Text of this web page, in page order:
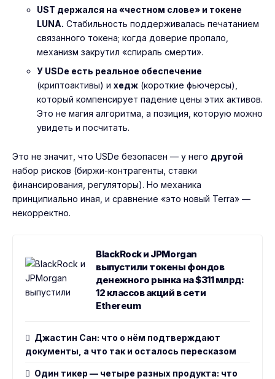
UST держался на «честном слове» и токене
LUNA. Стабильность поддерживалась печатанием
связанного токена; когда доверие пропало,
механизм закрутил «спираль смерти».
У USDe есть реальное обеспечение
(криптоактивы) и хедж (короткие фьючерсы),
который компенсирует падение цены этих активов.
Это не магия алгоритма, а позиция, которую можно
увидеть и посчитать.
Это не значит, что USDe безопасен — у него другой
набор рисков (биржи-контрагенты, ставки
финансирования, регуляторы). Но механика
принципиально иная, и сравнение «это новый Terra» —
некорректно.
BlackRock и JPMorgan
выпустили токены фондов
денежного рынка на $311 млрд:
12 классов акций в сети
Ethereum
Джастин Сан: что о нём подтверждают
документы, а что так и осталось пересказом
Один тикер — четыре разных продукта: что